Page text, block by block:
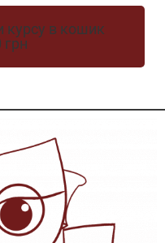
курсу в кошик
грн